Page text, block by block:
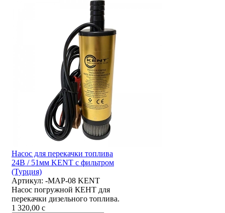
Насос для перекачки топлива
24В / 51мм KENT с фильтром
(Турция)
Артикул: -MAP-08 KENT
Насос погружной КЕНТ для
перекачки дизельного топлива.
1 320,00 c